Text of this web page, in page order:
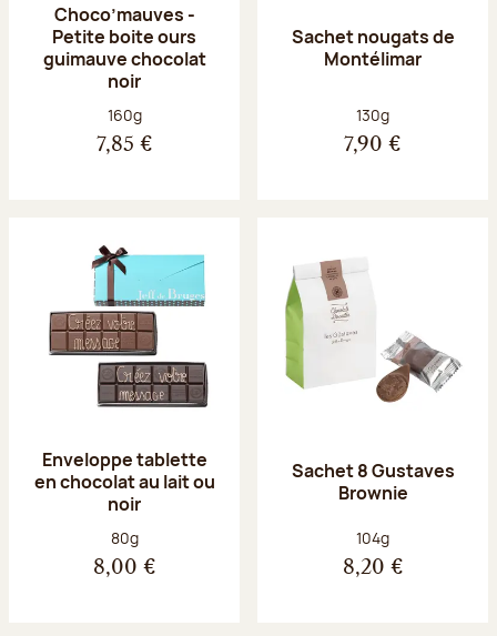
Choco’mauves -
Petite boite ours
guimauve chocolat
noir
Poids net :
160g
7,85 €
Sachet nougats de
Montélimar
Poids net :
130g
7,90 €
Enveloppe tablette
en chocolat au lait ou
noir
Poids net :
80g
8,00 €
Sachet 8 Gustaves
Brownie
Poids net :
104g
8,20 €